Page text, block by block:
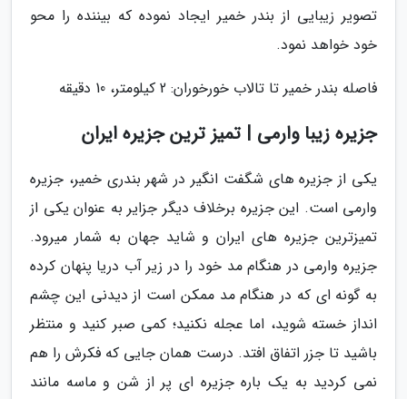
تصویر زیبایی از بندر خمیر ایجاد نموده که بیننده را محو
خود خواهد نمود.
فاصله بندر خمیر تا تالاب خورخوران: 2 کیلومتر، 10 دقیقه
جزیره زیبا وارمی | تمیز ترین جزیره ایران
یکی از جزیره های شگفت انگیر در شهر بندری خمیر، جزیره
وارمی است. این جزیره برخلاف دیگر جزایر به عنوان یکی از
تمیزترین جزیره های ایران و شاید جهان به شمار میرود.
جزیره وارمی در هنگام مد خود را در زیر آب دریا پنهان کرده
به گونه ای که در هنگام مد ممکن است از دیدنی این چشم
انداز خسته شوید، اما عجله نکنید؛ کمی صبر کنید و منتظر
باشید تا جزر اتفاق افتد. درست همان جایی که فکرش را هم
نمی کردید به یک باره جزیره ای پر از شن و ماسه مانند